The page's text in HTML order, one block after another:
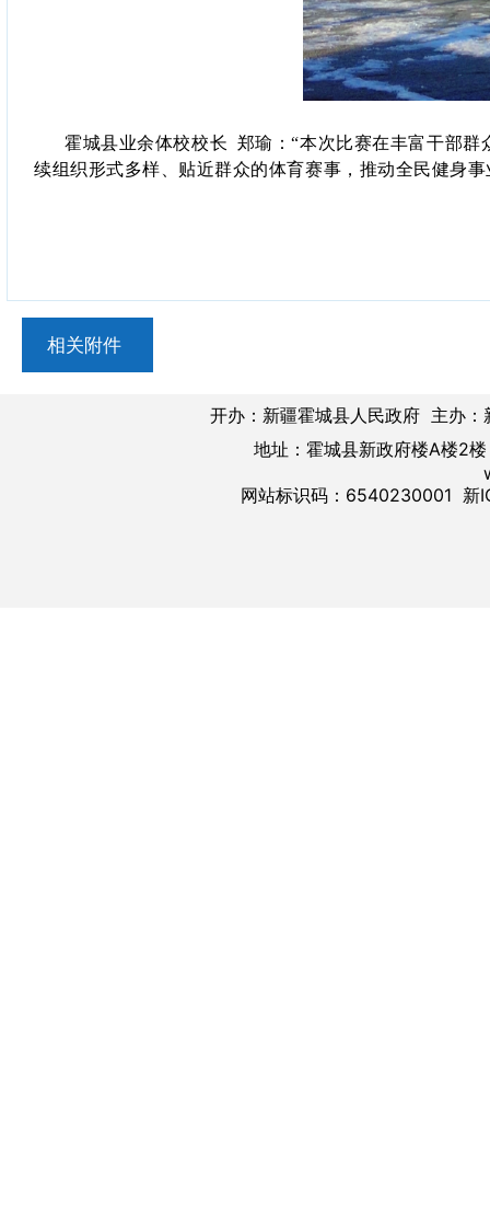
霍城县业余体校校长 郑瑜：“本次比赛在丰富干部
续组织形式多样、贴近群众的体育赛事，推动全民健身
相关附件
开办：新疆霍城县人民政府 主办
地址：霍城县新政府楼A楼
网站标识码：6540230001 新